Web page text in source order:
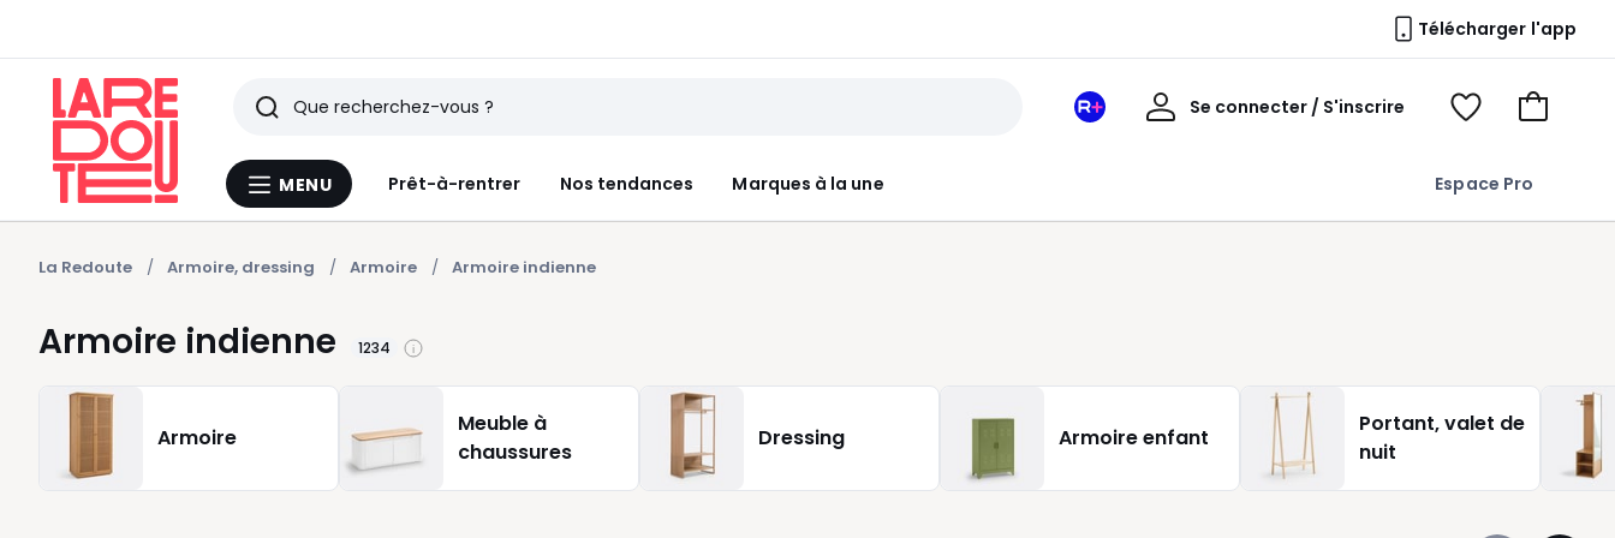
Télécharger l'app
Menu
MENU Prêt-à-rentrer Nos tendances Marques à la une Espace Pro
Rechercher
Derniers
articles
vus
Mon
Se connecter / S'inscrire
Mon
Voir
Voir
La Redoute Armoire, dressing Armoire Armoire indienne
Armoire indienne 1234
Armoire
Meuble à
chaussures
Dressing Armoire enfant
Portant, valet de
nuit